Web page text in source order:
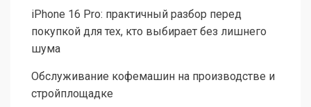
iPhone 16 Pro: практичный разбор перед
покупкой для тех, кто выбирает без лишнего
шума
Обслуживание кофемашин на производстве и
стройплощадке